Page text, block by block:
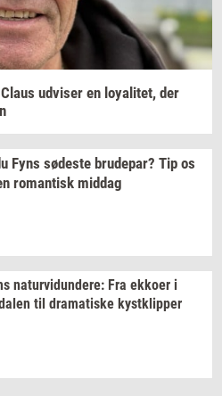
Claus ud­vi­ser en loy­a­li­tet, der
Fyns sø­de­ste bru­de­par? Tip os
ro­man­tisk mid­dag
na­tur­vi­dun­de­re: Fra ek­ko­er i
til dra­ma­ti­ske kyst­klip­per